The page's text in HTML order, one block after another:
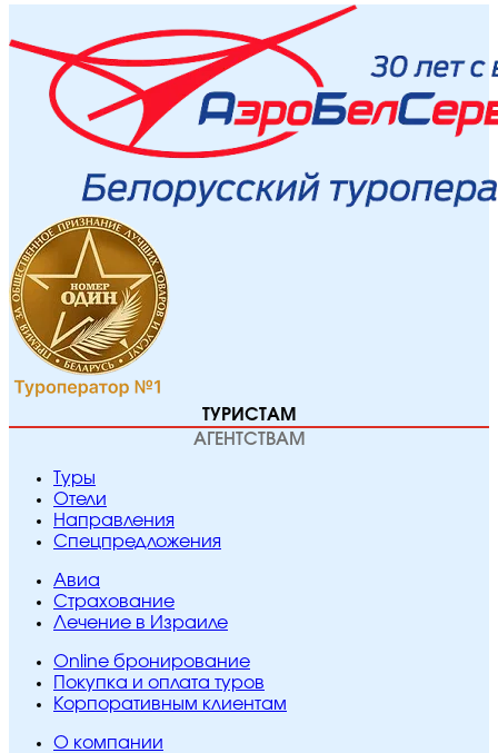
ТУРИСТАМ
АГЕНТСТВАМ
Туры
Отели
Направления
Спецпредложения
Авиа
Страхование
Лечение в Израиле
Online бронирование
Покупка и оплата туров
Корпоративным клиентам
O компании